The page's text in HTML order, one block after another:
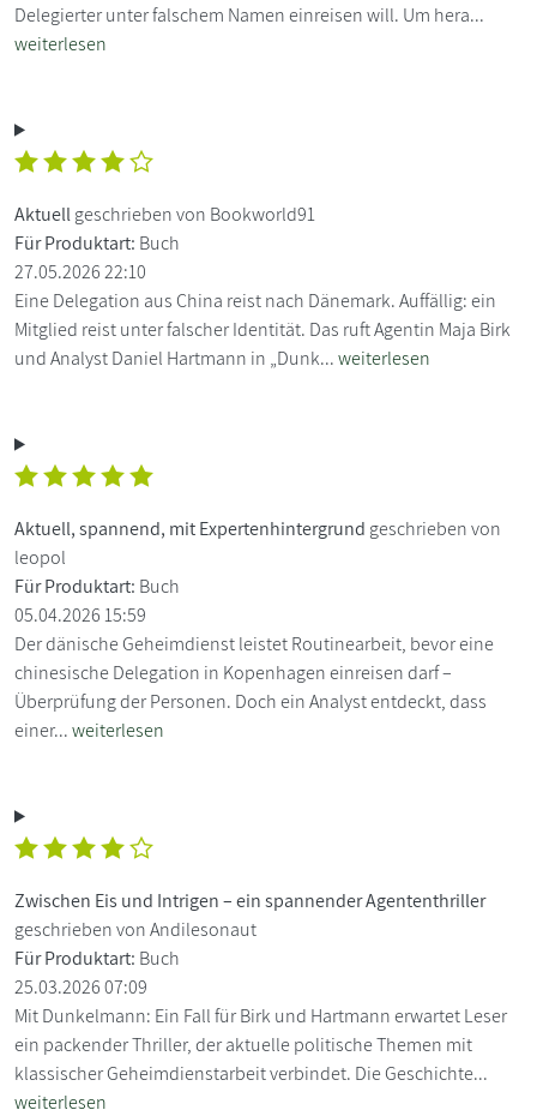
Delegierter unter falschem Namen einreisen will. Um hera...
weiterlesen
Aktuellgeschrieben von Bookworld91
Für Produktart: Buch
27.05.2026 22:10
Eine Delegation aus China reist nach Dänemark. Auffällig: ein
Mitglied reist unter falscher Identität. Das ruft Agentin Maja Birk
und Analyst Daniel Hartmann in „Dunk...weiterlesen
Aktuell, spannend, mit Expertenhintergrund geschrieben von
leopol
Für Produktart: Buch
05.04.2026 15:59
Der dänische Geheimdienst leistet Routinearbeit, bevor eine
chinesische Delegation in Kopenhagen einreisen darf –
Überprüfung der Personen. Doch ein Analyst entdeckt, dass
einer...weiterlesen
Zwischen Eis und Intrigen – ein spannender Agententhriller
geschrieben von Andilesonaut
Für Produktart: Buch
25.03.2026 07:09
Mit Dunkelmann: Ein Fall für Birk und Hartmann erwartet Leser
ein packender Thriller, der aktuelle politische Themen mit
klassischer Geheimdienstarbeit verbindet. Die Geschichte...
weiterlesen